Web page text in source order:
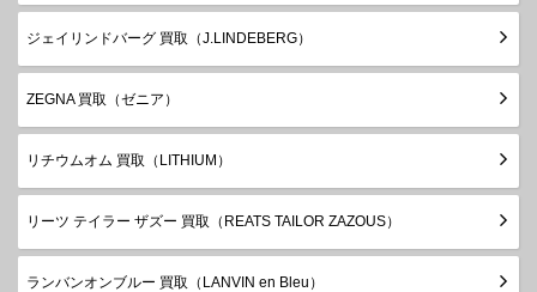
ジェイリンドバーグ 買取（J.LINDEBERG）
ZEGNA 買取（ゼニア）
リチウムオム 買取（LITHIUM）
リーツ テイラー ザズー 買取（REATS TAILOR ZAZOUS）
ランバンオンブルー 買取（LANVIN en Bleu）